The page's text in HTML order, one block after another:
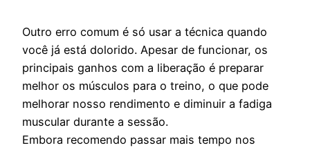
Outro erro comum é só usar a técnica quando
você já está dolorido. Apesar de funcionar, os
principais ganhos com a liberação é preparar
melhor os músculos para o treino, o que pode
melhorar nosso rendimento e diminuir a fadiga
muscular durante a sessão.
Embora recomendo passar mais tempo nos